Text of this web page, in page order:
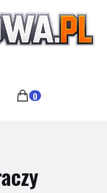
się
Produkty w koszyku:
Koszyk